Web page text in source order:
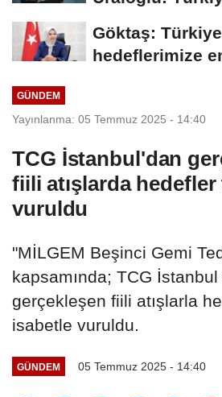
Göktaş: Türkiye
hedeflerimize
GÜNDEM
Yayınlanma: 05 Temmuz 2025 - 14:40
TCG İstanbul'dan
fiili atışlarda
vuruldu
"MİLGEM Beşinci Gemi
kapsamında; TCG
gerçekleşen fiili atışlarla
isabetle vuruldu.
GÜNDEM 05 Temmuz 2025 - 14:40